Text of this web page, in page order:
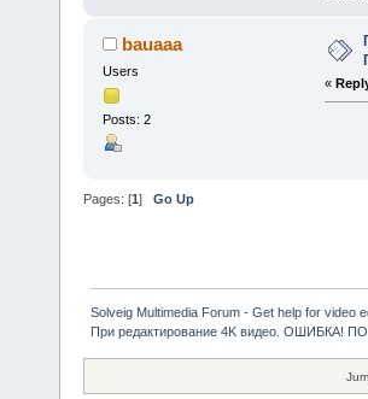
bauaaa
Users
Posts: 2
«
Pages: [1] Go Up
Solveig Multimedia Forum - Get help for video
При редактирование 4K видео. ОШИБКА!